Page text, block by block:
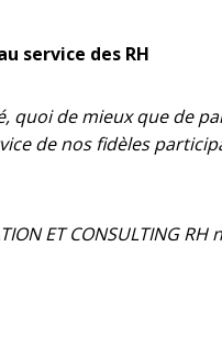
service des RH
quoi de mieux que de
de nos fidèles
ET CONSULTING